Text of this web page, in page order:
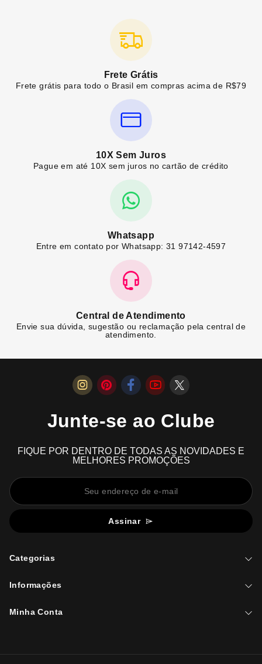
Frete Grátis
Frete grátis para todo o Brasil em compras acima de R$79
10X Sem Juros
Pague em até 10X sem juros no cartão de crédito
Whatsapp
Entre em contato por Whatsapp: 31 97142-4597
Central de Atendimento
Envie sua dúvida, sugestão ou reclamação pela central de
atendimento.
Junte-se ao Clube
FIQUE POR DENTRO DE TODAS AS NOVIDADES E
MELHORES PROMOÇÕES
Assinar
Categorias
Informações
Minha Conta